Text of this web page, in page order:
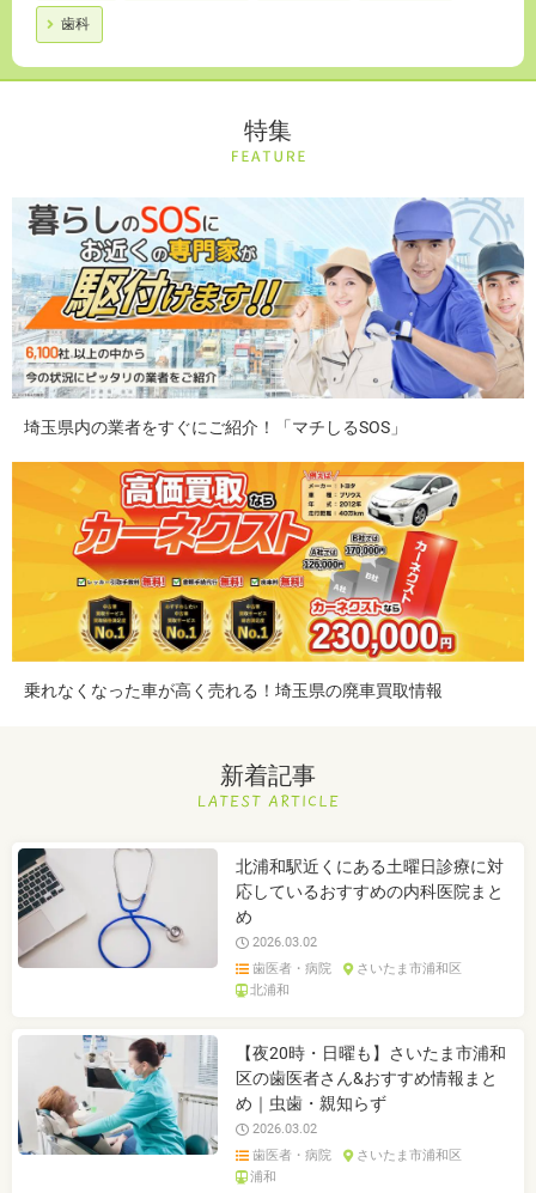
歯科
特集
埼玉県内の業者をすぐにご紹介！「マチしるSOS」
乗れなくなった車が高く売れる！埼玉県の廃車買取情報
新着記事
北浦和駅近くにある土曜日診療に対
応しているおすすめの内科医院まと
め
2026.03.02
歯医者・病院
さいたま市浦和区
北浦和
【夜20時・日曜も】さいたま市浦和
区の歯医者さん&おすすめ情報まと
め｜虫歯・親知らず
2026.03.02
歯医者・病院
さいたま市浦和区
浦和